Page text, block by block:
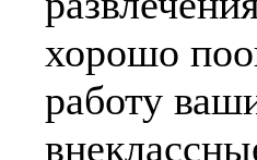
хорошо
работу